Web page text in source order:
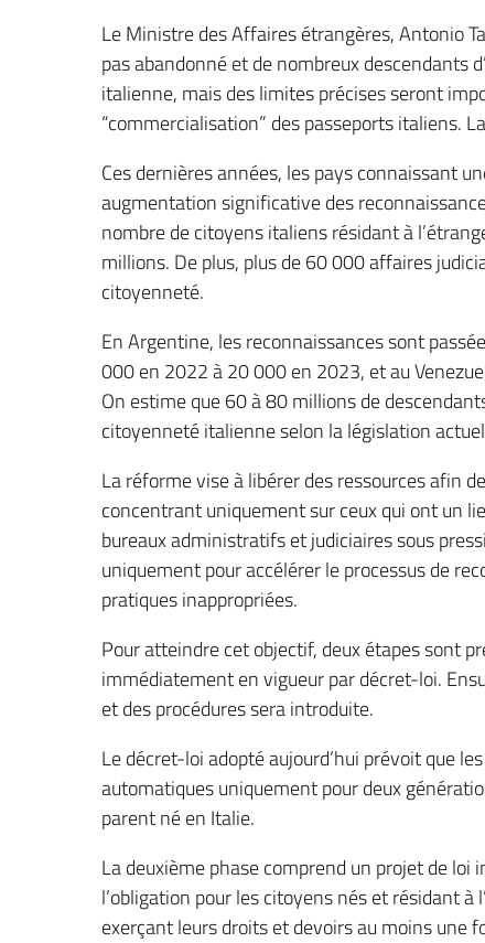
Le Ministre des Affaires étrangères, Antonio
pas abandonné et de nombreux descendants
italienne, mais des limites précises seront
“commercialisation” des passeports italiens.
Ces dernières années, les pays connaissant
augmentation significative des
nombre de citoyens italiens résidant à
millions. De plus, plus de 60 000 affaires
citoyenneté.
En Argentine, les reconnaissances sont
000 en 2022 à 20 000 en 2023, et au
On estime que 60 à 80 millions de
citoyenneté italienne selon la législation
La réforme vise à libérer des ressources afin
concentrant uniquement sur ceux qui ont un
bureaux administratifs et judiciaires sous
uniquement pour accélérer le processus de
pratiques inappropriées.
Pour atteindre cet objectif, deux étapes sont
immédiatement en vigueur par décret-loi.
et des procédures sera introduite.
Le décret-loi adopté aujourd’hui prévoit que
automatiques uniquement pour deux
parent né en Italie.
La deuxième phase comprend un projet de
l’obligation pour les citoyens nés et résidant
exerçant leurs droits et devoirs au moins une